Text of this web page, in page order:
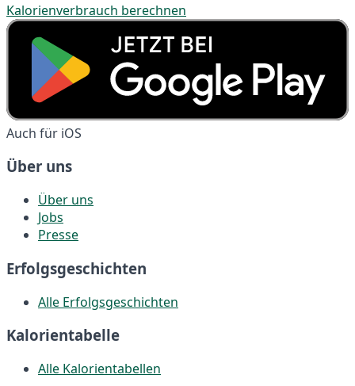
Kalorienverbrauch berechnen
Auch für iOS
Über uns
Über uns
Jobs
Presse
Erfolgsgeschichten
Alle Erfolgsgeschichten
Kalorientabelle
Alle Kalorientabellen